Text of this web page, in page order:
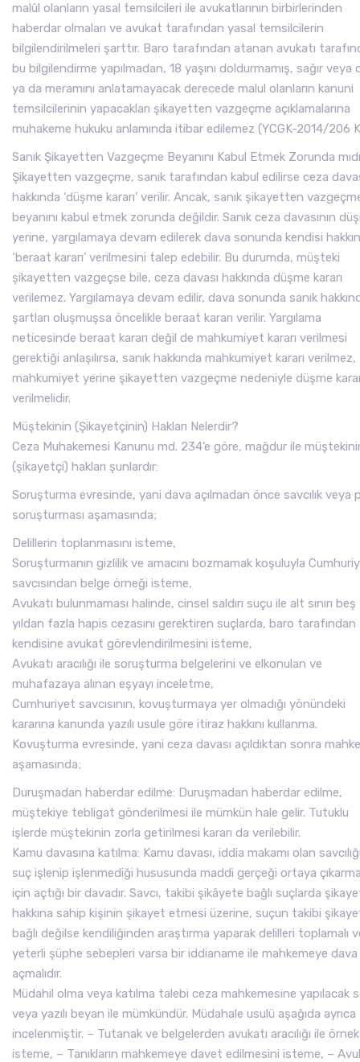
malûl olanların yasal temsilcileri ile avukatlarının birbirlerinden
haberdar olmaları ve avukat tarafından yasal temsilcilerin
bilgilendirilmeleri şarttır. Baro tarafından atanan avukatı
bu bilgilendirme yapılmadan, 18 yaşını doldurmamış, sağır veya
ya da meramını anlatamayacak derecede malul olanların kanuni
temsilcilerinin yapacakları şikayetten vazgeçme açıklamalarına
muhakeme hukuku anlamında itibar edilemez (YCGK-2014/206
Sanık Şikayetten Vazgeçme Beyanını Kabul Etmek Zorunda
Şikayetten vazgeçme, sanık tarafından kabul edilirse ceza
hakkında ‘düşme kararı’ verilir. Ancak, sanık şikayetten
beyanını kabul etmek zorunda değildir. Sanık ceza davasının
yerine, yargılamaya devam edilerek dava sonunda kendisi
‘beraat kararı’ verilmesini talep edebilir. Bu durumda, müşteki
şikayetten vazgeçse bile, ceza davası hakkında düşme kararı
verilemez. Yargılamaya devam edilir, dava sonunda sanık
şartları oluşmuşsa öncelikle beraat kararı verilir. Yargılama
neticesinde beraat kararı değil de mahkumiyet kararı verilmesi
gerektiği anlaşılırsa, sanık hakkında mahkumiyet kararı verilmez,
mahkumiyet yerine şikayetten vazgeçme nedeniyle düşme
verilmelidir.
Müştekinin (Şikayetçinin) Hakları Nelerdir?
Ceza Muhakemesi Kanunu md. 234’e göre, mağdur ile
(şikayetçi) hakları şunlardır:
Soruşturma evresinde, yani dava açılmadan önce savcılık veya
soruşturması aşamasında;
Delillerin toplanmasını isteme,
Soruşturmanın gizlilik ve amacını bozmamak koşuluyla
savcısından belge örneği isteme,
Avukatı bulunmaması halinde, cinsel saldırı suçu ile alt sınırı beş
yıldan fazla hapis cezasını gerektiren suçlarda, baro tarafından
kendisine avukat görevlendirilmesini isteme,
Avukatı aracılığı ile soruşturma belgelerini ve elkonulan ve
muhafazaya alınan eşyayı inceletme,
Cumhuriyet savcısının, kovuşturmaya yer olmadığı yönündeki
kararına kanunda yazılı usule göre itiraz hakkını kullanma.
Kovuşturma evresinde, yani ceza davası açıldıktan sonra
aşamasında;
Duruşmadan haberdar edilme: Duruşmadan haberdar edilme,
müştekiye tebligat gönderilmesi ile mümkün hale gelir. Tutuklu
işlerde müştekinin zorla getirilmesi kararı da verilebilir.
Kamu davasına katılma: Kamu davası, iddia makamı olan
suç işlenip işlenmediği hususunda maddi gerçeği ortaya
için açtığı bir davadır. Savcı, takibi şikâyete bağlı suçlarda
hakkına sahip kişinin şikayet etmesi üzerine, suçun takibi
bağlı değilse kendiliğinden araştırma yaparak delilleri toplamalı
yeterli şüphe sebepleri varsa bir iddianame ile mahkemeye dava
açmalıdır.
Müdahil olma veya katılma talebi ceza mahkemesine yapılacak
veya yazılı beyan ile mümkündür. Müdahale usulü aşağıda ayrıca
incelenmiştir. – Tutanak ve belgelerden avukatı aracılığı ile örnek
isteme, – Tanıkların mahkemeye davet edilmesini isteme, –